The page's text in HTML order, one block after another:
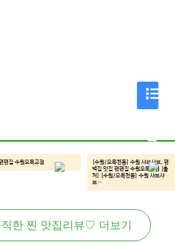
록
편집 수원오목교점
[수원/오목천동] 수원 샤브샤브, 편
백집 맛집 편편집 수원오목천점 [출
처] [수원/오목천동] 수원 샤브샤
브…
한 찐 맛집리뷰♡ 더보기